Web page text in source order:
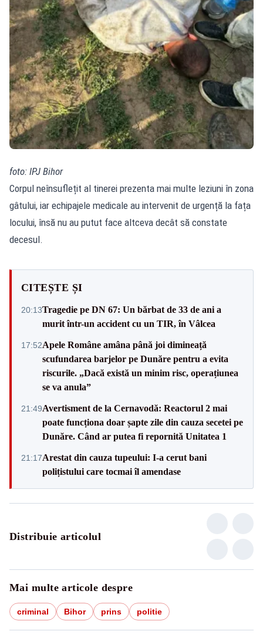
foto: IPJ Bihor
Corpul neînsuflețit al tinerei prezenta mai multe leziuni în zona
gâtului, iar echipajele medicale au intervenit de urgență la fața
locului, însă nu au putut face altceva decât să constate
decesul.
CITEȘTE ȘI
20:13Tragedie pe DN 67: Un bărbat de 33 de ani a
murit într-un accident cu un TIR, în Vâlcea
17:52Apele Române amâna până joi dimineață
scufundarea barjelor pe Dunăre pentru a evita
riscurile. „Dacă există un minim risc, operațiunea
se va anula”
21:49Avertisment de la Cernavodă: Reactorul 2 mai
poate funcționa doar șapte zile din cauza secetei pe
Dunăre. Când ar putea fi repornită Unitatea 1
21:17Arestat din cauza tupeului: I-a cerut bani
polițistului care tocmai îl amendase
Distribuie articolul
Mai multe articole despre
criminal Bihor prins politie